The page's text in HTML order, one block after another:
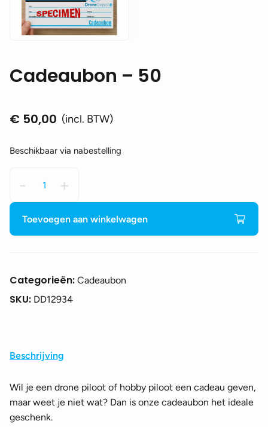
Cadeaubon – 50
€ 50,00 (incl. BTW)
Beschikbaar via nabestelling
-
50
aantal
+
Toevoegen aan winkelwagen
Categorieën: Cadeaubon
SKU: DD12934
Beschrijving
Wil je een drone piloot of hobby piloot een cadeau geven,
maar weet je niet wat? Dan is onze cadeaubon het ideale
geschenk.